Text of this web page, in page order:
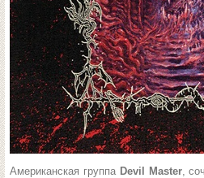
Американская группа Devil Master,